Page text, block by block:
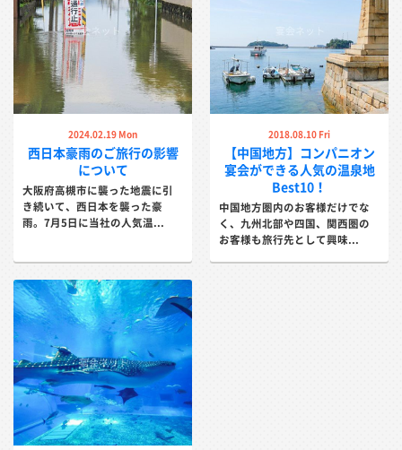
2024.02.19 Mon
西日本豪雨のご旅行の影響
について
大阪府高槻市に襲った地震に引
き続いて、西日本を襲った豪
雨。7月5日に当社の人気温...
2018.08.10 Fri
【中国地方】コンパニオン
宴会ができる人気の温泉地
Best10！
中国地方圏内のお客様だけでな
く、九州北部や四国、関西圏の
お客様も旅行先として興味...